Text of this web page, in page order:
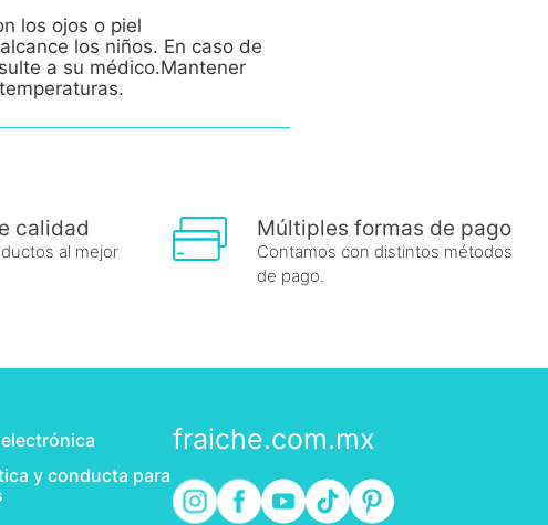
los ojos o piel
los niños. En caso de
a su médico.Mantener
calidad
al mejor
Múltiples formas de pago
Contamos con distintos métodos
de pago.
y conducta para
fraiche.com.mx